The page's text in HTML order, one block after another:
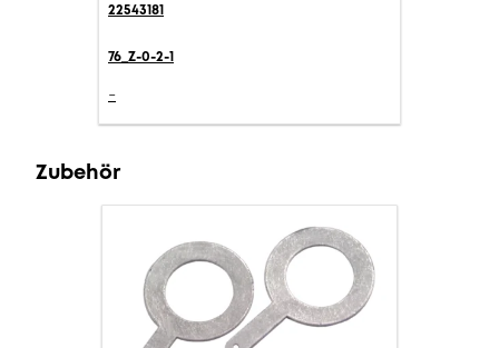
22543181
76_Z-0-2-1
-
Zubehör